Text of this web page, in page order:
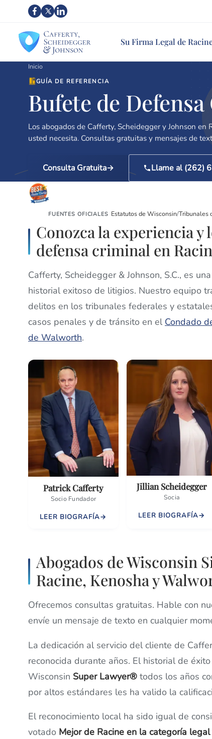
Su Firma Legal de
Inicio
GUÍA DE REFERENCIA
Bufete de
Los abogados de Cafferty, Scheidegger y Johnson
usted necesita. Consultas gratuitas y mensajes de
Consulta Gratuita Llame al (262)
FUENTES OFICIALES Estatutos de Wisconsin/Tribunales
Conozca la experiencia y
defensa criminal en
Cafferty, Scheidegger & Johnson, S.C., es
historial exitoso de litigios. Nuestro equipo
delitos en los tribunales federales y
casos penales y de tránsito en el Condado
de Walworth.
Patrick Cafferty
Socio Fundador
LEER BIOGRAFÍA
Jillian Scheidegger
Socia
LEER BIOGRAFÍA
Abogados de Wisconsin
Racine, Kenosha y
Ofrecemos consultas gratuitas. Hable con
envíe un mensaje de texto en cualquier
La dedicación al servicio del cliente de
reconocida durante años. El historial de
Wisconsin Super Lawyer® todos los años
por altos estándares les ha valido la
El reconocimiento local ha sido igual de
votado Mejor de Racine en la categoría legal